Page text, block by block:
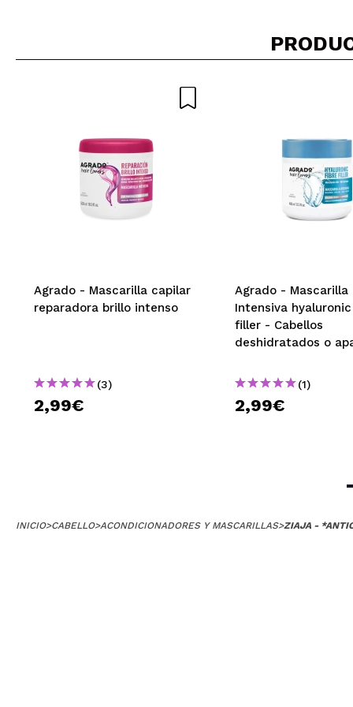
Agrado - Mascarilla capilar
reparadora brillo intenso
(3)
2,99€
Agrado - Mascarilla
Intensiva
filler - Cabellos
deshidratados o
(1)
2,99€
INICIO>CABELLO>ACONDICIONADORES Y MASCARILLAS>ZIAJA -